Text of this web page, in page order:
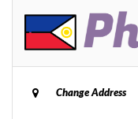
Change Address